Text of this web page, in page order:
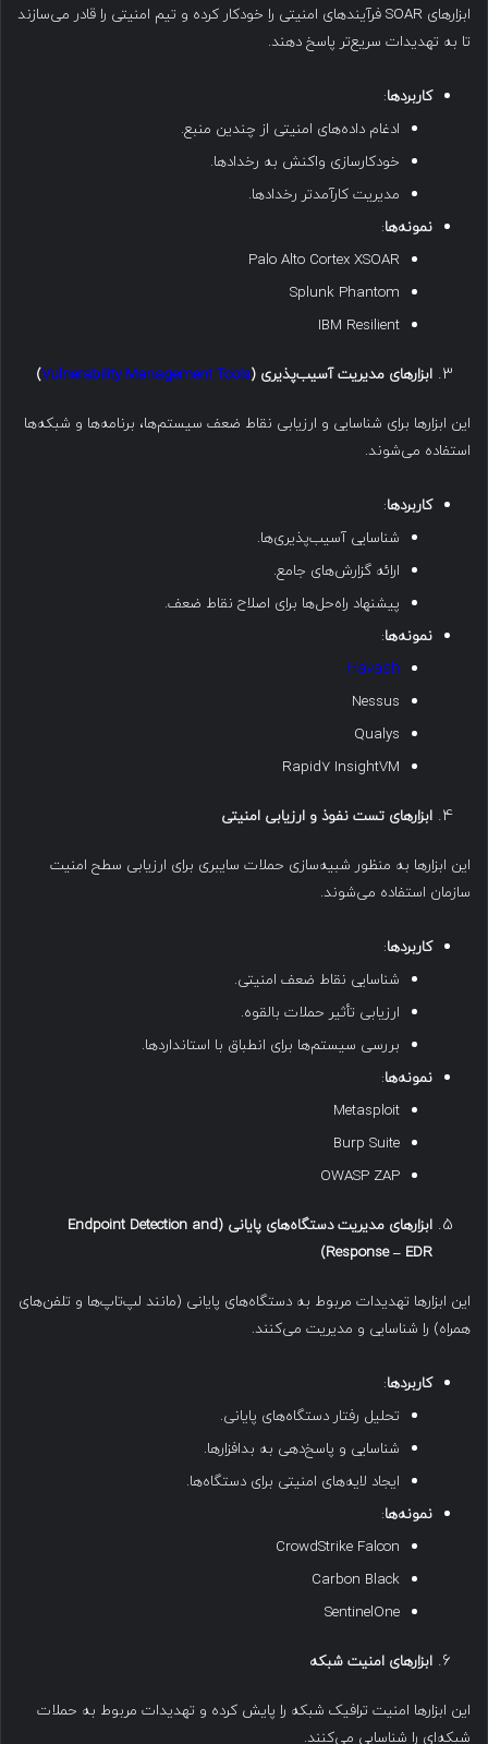
ابزارهای SOAR فرآیندهای امنیتی را خودکار کرده و تیم امنیتی را قادر می‌سازند
تا به تهدیدات سریع‌تر پاسخ دهند.
کاربردها:
ادغام داده‌های امنیتی از چندین منبع.
خودکارسازی واکنش به رخدادها.
مدیریت کارآمدتر رخدادها.
نمونه‌ها:
Palo Alto Cortex XSOAR
Splunk Phantom
IBM Resilient
ابزارهای مدیریت آسیب‌پذیری (
Vulnerability Management Tools
)
این ابزارها برای شناسایی و ارزیابی نقاط ضعف سیستم‌ها، برنامه‌ها و شبکه‌ها
استفاده می‌شوند.
کاربردها:
شناسایی آسیب‌پذیری‌ها.
ارائه گزارش‌های جامع.
پیشنهاد راه‌حل‌ها برای اصلاح نقاط ضعف.
نمونه‌ها:
Havash
Nessus
Qualys
Rapid7 InsightVM
ابزارهای تست نفوذ و ارزیابی امنیتی
این ابزارها به منظور شبیه‌سازی حملات سایبری برای ارزیابی سطح امنیت
سازمان استفاده می‌شوند.
کاربردها:
شناسایی نقاط ضعف امنیتی.
ارزیابی تأثیر حملات بالقوه.
بررسی سیستم‌ها برای انطباق با استانداردها.
نمونه‌ها:
Metasploit
Burp Suite
OWASP ZAP
ابزارهای مدیریت دستگاه‌های پایانی (Endpoint Detection and
Response – EDR)
این ابزارها تهدیدات مربوط به دستگاه‌های پایانی (مانند لپ‌تاپ‌ها و تلفن‌های
همراه) را شناسایی و مدیریت می‌کنند.
کاربردها:
تحلیل رفتار دستگاه‌های پایانی.
شناسایی و پاسخ‌دهی به بدافزارها.
ایجاد لایه‌های امنیتی برای دستگاه‌ها.
نمونه‌ها:
CrowdStrike Falcon
Carbon Black
SentinelOne
ابزارهای امنیت شبکه
این ابزارها امنیت ترافیک شبکه را پایش کرده و تهدیدات مربوط به حملات
شبکه‌ای را شناسایی می‌کنند.